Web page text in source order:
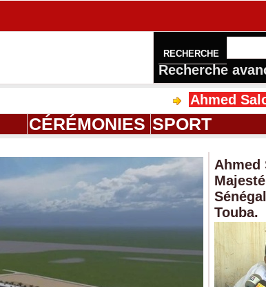
RECHERCHE
Recherche
Ahmed Saloum Dieng
CÉRÉMONIES SPORT
Ahmed
Touba.